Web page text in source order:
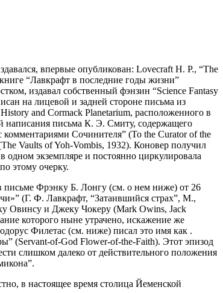
впервые опубликован: Lovecraft H. P., “The
“Лавкрафт в последние годы жизни”
издавал собственный фэнзин “Science Fantasy
на лицевой и задней стороне письма из
and Cormack Planetarium, расположенного в
написания письма К. Э. Смиту, содержащего
Сочинителя” (To the Curator of the
Vaults of Yoh-Vombis, 1932). Коновер получил
одном экземпляре и постоянно циркулировала
этому очерку.
Фрэнку Б. Лонгу (см. о нем ниже) от 26
(Г. Ф. Лавкрафт, “Затаившийся страх”, М.,
Овинсу и Джеку Чокеру (Mark Owins, Jack
которого ныне утрачено, искажение же
Филетас (см. ниже) писал это имя как .
(Servant-of-God Flower-of-the-Faith). Этот эпизод
слишком далеко от действительного положения
в настоящее время столица Йеменской